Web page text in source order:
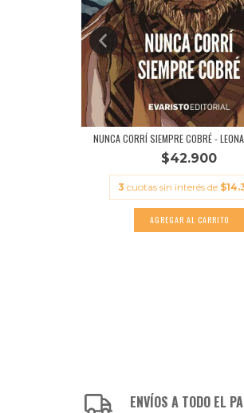
NUNCA CORRÍ SIEMPRE COBRÉ -
$42.900
3 cuotas sin interés de
ENVÍOS A TODO EL